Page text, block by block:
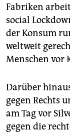
Fabriken
social
der Konsum
weltweit
Menschen vor
Darüber
gegen Rechts
am Tag vor
gegen die